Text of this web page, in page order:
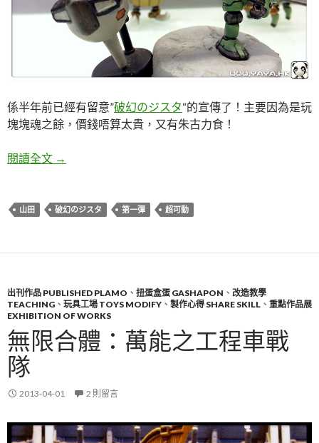
係半年前已經有留意”破幻のジスタ“的宣傳了！主要因為是玩
塊塊魂之餘，價錢唔算太貴，又有朱古力食！
閱讀全文 破幻のジスタ Part1 山田 超可動！
→
山田 破幻のジスタ 第一彈 超可動
出刊作品 PUBLISHED PLAMO 、 扭蛋盒蛋 GASHAPON 、 改造教學
TEACHING 、 玩具工場 TOYS MODIFY 、 製作心得 SHARE SKILL 、 重點作品展
EXHIBITION OF WORKS
無限合體：萬能之工程車戰
隊
2013-04-01 2 則留言